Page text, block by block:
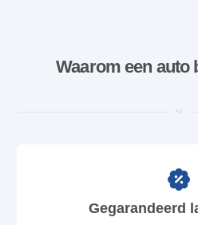
Waarom een ​​auto
Gegarandeerd